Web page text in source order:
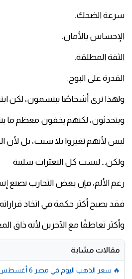
سرعة الضحك.
الإحساس بالأمان.
الثقة المطلقة.
القدرة على البوح.
ولهذا نرى أشخاصًا يبتسمون، لكن
ويتحدثون، لكنهم يخفون معظم ما
ليس لأنهم تغيروا بلا سبب، بل لأن
ولكن... ليست كل التغيّرات سلبية
رغم الألم، فإن بعض التجارب تصنع
فقد يصبح أكثر حكمة في اتخاذ
وأكثر تعاطفًا مع الآخرين لأنه ذاق
مقالات مشابة
🔥 سعر الذهب اليوم في مصر 6 أغسطس 2026.. مفاجأة في عيار 21 والجنيه الذهب